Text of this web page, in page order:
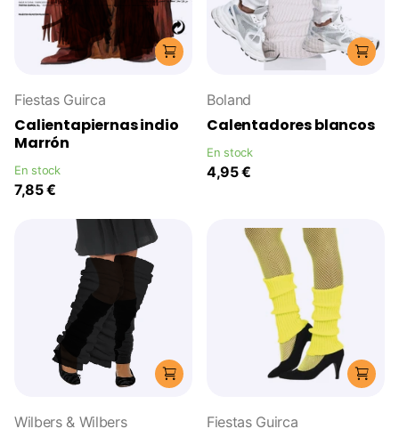
Fiestas Guirca
Calientapiernas indio
Marrón
En stock
7,85 €
Boland
Calentadores blancos
En stock
4,95 €
Wilbers & Wilbers Fiestas Guirca